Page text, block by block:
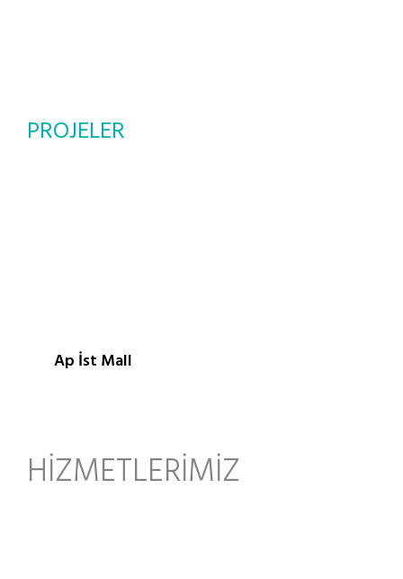
PROJELER
Ap İst Mall
HİZMETLERİMİZ